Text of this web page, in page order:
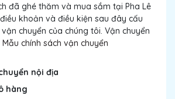
đã ghé thăm và mua sắm tại Pha Lê
khoản và điều kiện sau đây cấu
chuyển của chúng tôi. Vận chuyển
Mẫu chính sách vận chuyển
nội địa
hàng